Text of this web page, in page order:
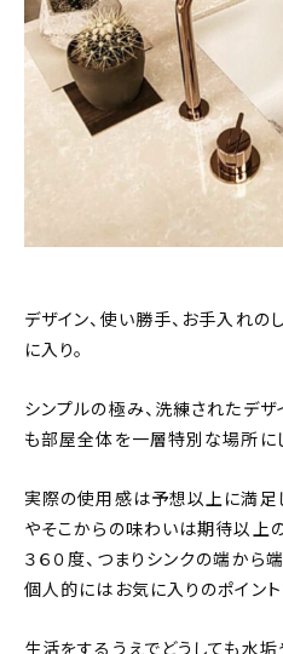
デザイン、使い勝手、お手入れ
に入り。
シンプルの極み、洗練されたデ
も部屋全体を一層特別な場所に
実際の使用感は予想以上に満足
やそこからの味わいは期待以上
３６０度、つまりシンクの端から
個人的にはお気に入りのポイント
生活をするうえでどうしても水